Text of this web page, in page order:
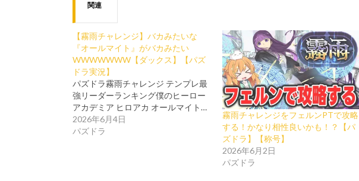
関連
【霧雨チャレンジ】バカみたいな
『オールマイト』がバカみたい
WWWWWWW【ダックス】【パズ
ドラ実況】
パズドラ霧雨チャレンジ テンプレ最
強リーダーランキング僕のヒーロー
アカデミア ヒロアカ オールマイト…
2026年6月4日
パズドラ
霧雨チャレンジをフェルンPTで攻略
する！かなり相性良いかも！？【パ
ズドラ】【称号】
2026年6月2日
パズドラ